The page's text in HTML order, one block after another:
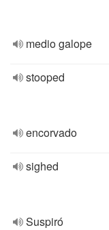
medio galope
stooped
encorvado
sighed
Suspiró